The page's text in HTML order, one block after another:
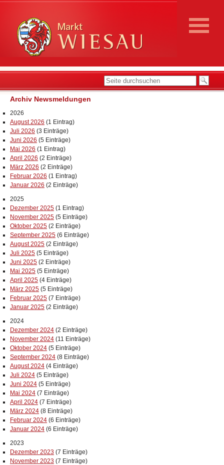
Archiv Newsmeldungen
2026
August 2026 (1 Eintrag)
Juli 2026 (3 Einträge)
Juni 2026 (5 Einträge)
Mai 2026 (1 Eintrag)
April 2026 (2 Einträge)
März 2026 (2 Einträge)
Februar 2026 (1 Eintrag)
Januar 2026 (2 Einträge)
2025
Dezember 2025 (1 Eintrag)
November 2025 (5 Einträge)
Oktober 2025 (2 Einträge)
September 2025 (6 Einträge)
August 2025 (2 Einträge)
Juli 2025 (5 Einträge)
Juni 2025 (2 Einträge)
Mai 2025 (5 Einträge)
April 2025 (4 Einträge)
März 2025 (5 Einträge)
Februar 2025 (7 Einträge)
Januar 2025 (2 Einträge)
2024
Dezember 2024 (2 Einträge)
November 2024 (11 Einträge)
Oktober 2024 (5 Einträge)
September 2024 (8 Einträge)
August 2024 (4 Einträge)
Juli 2024 (5 Einträge)
Juni 2024 (5 Einträge)
Mai 2024 (7 Einträge)
April 2024 (7 Einträge)
März 2024 (8 Einträge)
Februar 2024 (6 Einträge)
Januar 2024 (6 Einträge)
2023
Dezember 2023 (7 Einträge)
November 2023 (7 Einträge)